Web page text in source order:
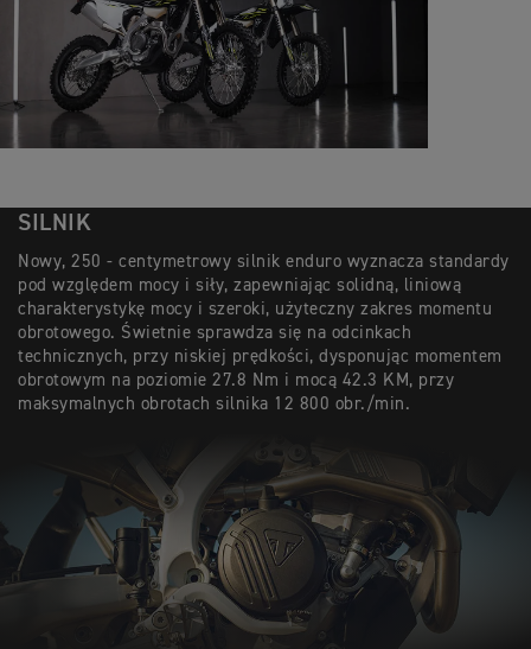
SILNIK
Nowy, 250 - centymetrowy silnik enduro wyznacza standardy
pod względem mocy i siły, zapewniając solidną, liniową
charakterystykę mocy i szeroki, użyteczny zakres momentu
obrotowego. Świetnie sprawdza się na odcinkach
technicznych, przy niskiej prędkości, dysponując momentem
obrotowym na poziomie 27.8 Nm i mocą 42.3 KM, przy
maksymalnych obrotach silnika 12 800 obr./min.